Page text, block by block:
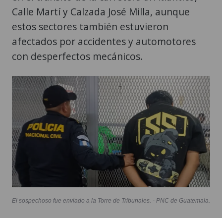
Calle Martí y Calzada José Milla, aunque
estos sectores también estuvieron
afectados por accidentes y automotores
con desperfectos mecánicos.
El sospechoso fue enviado a la Torre de Tribunales. - PNC de Guatemala.